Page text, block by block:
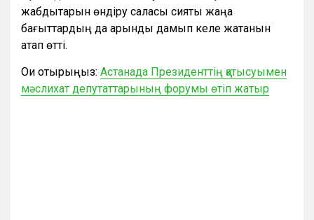
жабдықтарын өндіру саласы сияқты жаңа
бағыттардың да қарқынды дамып келе жатқанын
атап өтті.
Оқи отырыңыз: Астанада Президенттің қатысуымен
мәслихат депутаттарының форумы өтіп жатыр